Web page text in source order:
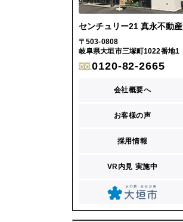
センチュリー21 真永不動産
〒503-0808
岐阜県大垣市三塚町1022番地1
0120-82-2665
会社概要へ
お客様の声
採用情報
VR内見 実施中